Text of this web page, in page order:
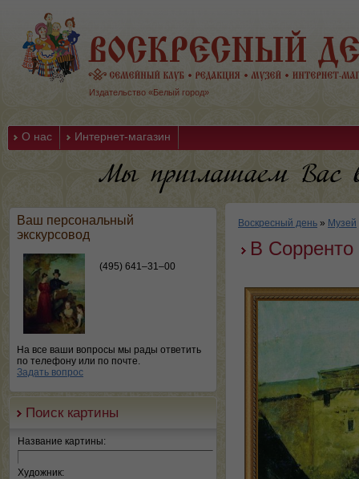
Издательство «Белый город»
О нас Интернет-магазин
Ваш персональный
экскурсовод
(495) 641–31–00
На все ваши вопросы мы рады ответить
по телефону или по почте.
Задать вопрос
Поиск картины
Название картины:
Художник:
Воскресный день » Музей
В Сорренто